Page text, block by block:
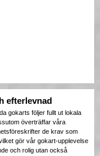
efterlevnad
gokarts följer fullt ut lokala
överträffar våra
de krav som
gör vår gokart-upplevelse
och rolig utan också